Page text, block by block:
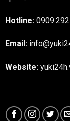
Hotline:
Email:
Website: